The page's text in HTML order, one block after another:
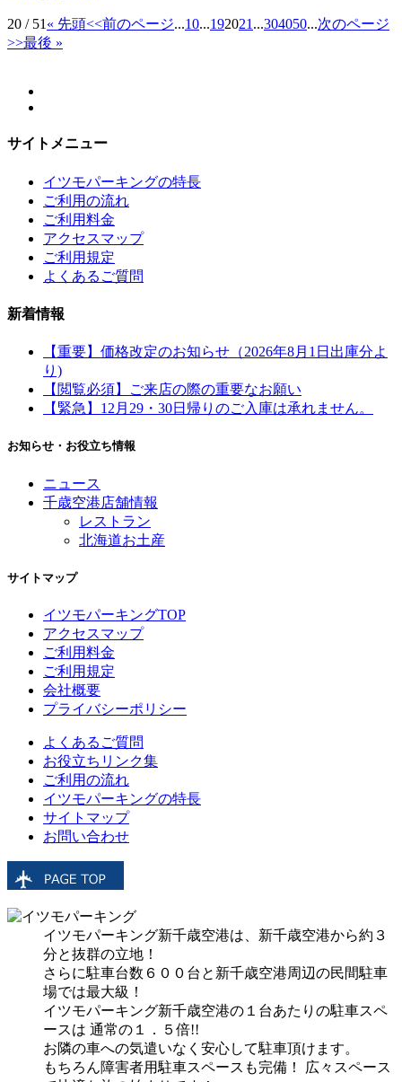
20 / 51 « 先頭<<前のページ...10...192021 ...304050...次のページ
>>最後 »
サイトメニュー
イツモパーキングの特長
ご利用の流れ
ご利用料金
アクセスマップ
ご利用規定
よくあるご質問
新着情報
【重要】価格改定のお知らせ（2026年8月1日出庫分よ
り)
【閲覧必須】ご来店の際の重要なお願い
【緊急】12月29・30日帰りのご入庫は承れません。
お知らせ・お役立ち情報
ニュース
千歳空港店舗情報
レストラン
北海道お土産
サイトマップ
イツモパーキングTOP
アクセスマップ
ご利用料金
ご利用規定
会社概要
プライバシーポリシー
よくあるご質問
お役立ちリンク集
ご利用の流れ
イツモパーキングの特長
サイトマップ
お問い合わせ
イツモパーキング新千歳空港は、新千歳空港から約３
分と抜群の立地！
さらに駐車台数６００台と新千歳空港周辺の民間駐車
場では最大級！
イツモパーキング新千歳空港の１台あたりの駐車スペ
ースは 通常の１．５倍!!
お隣の車への気遣いなく安心して駐車頂けます。
もちろん障害者用駐車スペースも完備！ 広々スペース